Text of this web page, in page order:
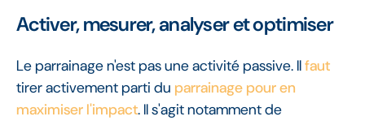
Activer, mesurer, analyser et optimiser
Le parrainage n'est pas une activité passive. Ilfaut
tirer activement parti du parrainage pour en
maximiser l'impact. Il s'agit notamment de